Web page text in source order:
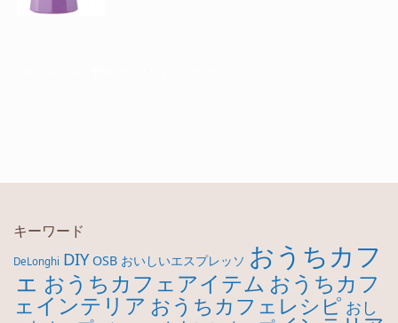
キーワード
DeLonghi DIY OSB おいしいエスプレッソ おうちカフ
ェ おうちカフェアイテム おうちカフ
ェインテリア おうちカフェレシピ おし